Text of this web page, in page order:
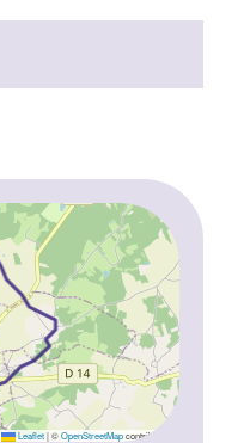
Leaflet |©OpenStreetMapcontributors